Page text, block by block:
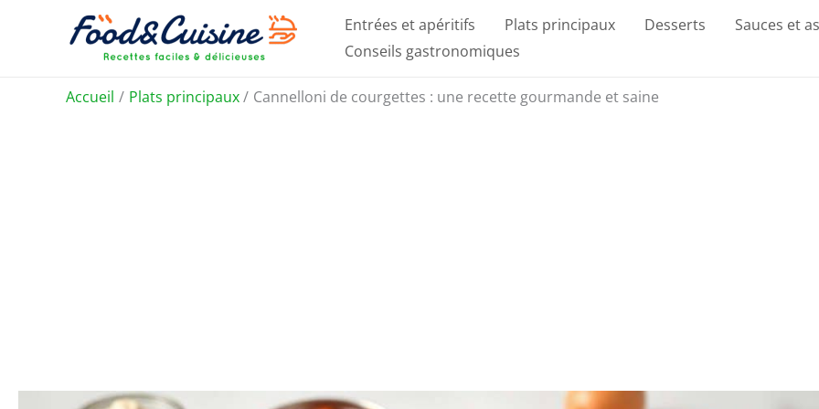
Entrées et apéritifs Plats principaux Desserts Sauces et
Conseils gastronomiques
Accueil Plats principaux Cannelloni de courgettes : une recette gourmande et saine